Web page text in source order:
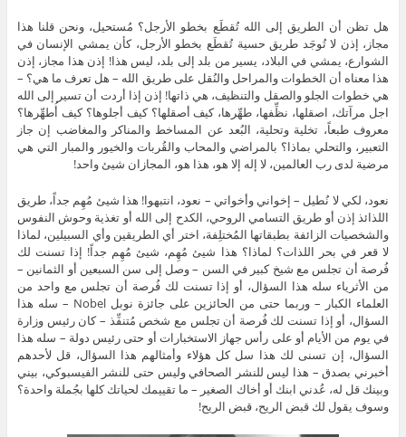
هل تظن أن الطريق إلى الله تُقطَع بخطو الأرجل؟ مُستحيل، ونحن قلنا هذا
مجاز، إذن لا تُوجَد طريق حسية تُقطَع بخطو الأرجل، كأن يمشي الإنسان في
الشوارع، يمشي في البلاد، يسير من بلد إلى بلد، ليس هذا! إذن هذا مجاز، إذن
هذا معناه أن الخطوات والمراحل والنُقل على طريق الله – هل تعرف ما هي؟ –
هي خطوات الجلو والصقل والتنظيف، هي ذاتها! إذن إذا أردت أن تسير إلى الله
اجل مرآتك، اصقلها، نظِّفها، طهِّرها، كيف أصقلها؟ كيف أجلوها؟ كيف أُطهِّرها؟
معروف طبعاً، تخلية وتحلية، البُعد عن المساخط والمناكر والمغاضب إن جاز
التعبير، والتحلي بماذا؟ بالمراضي والمحاب والقُربات والخيور والمبار التي هي
مرضية لدى رب العالمين، لا إله إلا هو، هذا هو، المجازان شيئ واحد!
نعود، لكي لا نُطيل – إخواني وأخواتي – نعود، انتبهوا! هذا شيئ مُهِم جداً، طريق
اللذائذ إذن أو طريق التسامي الروحي، الكدح إلى الله أو تغذية وحوش النفوس
والشخصيات الزائفة بطبقاتها المُختلِفة، اختر أي الطريقين وأي السبيلين، لماذا
لا قعر في بحر اللذات؟ لماذا؟ هذا شيئ مُهِم، شيئ مُهِم جداً! إذا تسنت لك
فُرصة أن تجلس مع شيخ كبير في السن – وصل إلى سن السبعين أو الثمانين –
من الأثرياء سله هذا السؤال، أو إذا تسنت لك فُرصة أن تجلس مع واحد من
العلماء الكبار – وربما حتى من الحائزين على جائزة نوبل Nobel – سله هذا
السؤال، أو إذا تسنت لك فُرصة أن تجلس مع شخص مُتنفِّذ – كان رئيس وزارة
في يوم من الأيام أو على رأس جهاز الاستخبارات أو حتى رئيس دولة – سله هذا
السؤال، إن تسنى لك هذا سل كل هؤلاء وأمثالهم هذا السؤال، قل لأحدهم
أخبرني بصدق – هذا ليس للنشر الصحافي وليس حتى للنشر الفيسبوكي، بيني
وبينك قل له، عُدني ابنك أو أخاك الصغير – ما تقييمك لحياتك كلها بجُملة واحدة؟
وسوف يقول لك قبض الريح، قبض الريح!